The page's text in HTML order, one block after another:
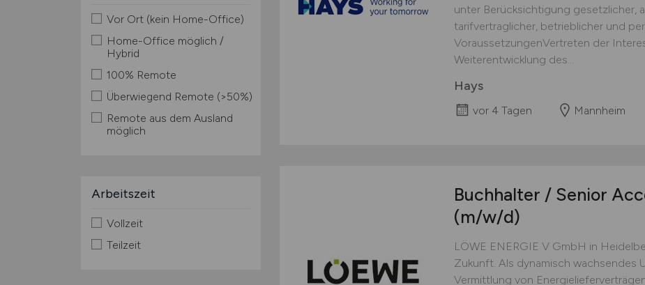
Vor Ort (kein Home-Office)
Home-Office möglich /
Hybrid
100% Remote
Überwiegend Remote (>50%)
Remote aus dem Ausland
möglich
Arbeitszeit
Vollzeit
Teilzeit
unter Berücksichtigung gesetzlicher,
tarifvertraglicher, betrieblicher und
VoraussetzungenVertreten der
Weiterentwicklung des...
Hays
vor 4 Tagen Mannheim
Buchhalter / Senior
(m/w/d)
LÖWE ENERGIE V GmbH in
Zukunft. Als dynamisch wachsendes
Vermittlung von